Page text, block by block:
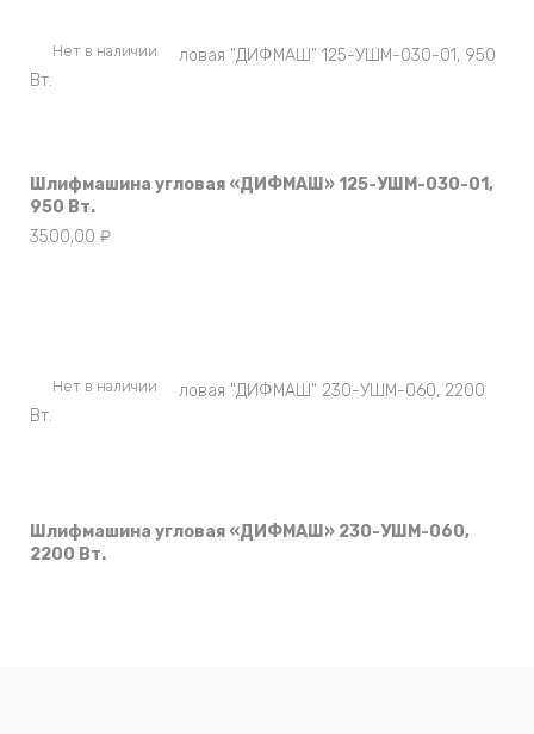
Нет в наличии
Шлифмашина угловая «ДИФМАШ» 125-УШМ-030-01,
950 Вт.
3500,00 ₽
Нет в наличии
Шлифмашина угловая «ДИФМАШ» 230-УШМ-060,
2200 Вт.